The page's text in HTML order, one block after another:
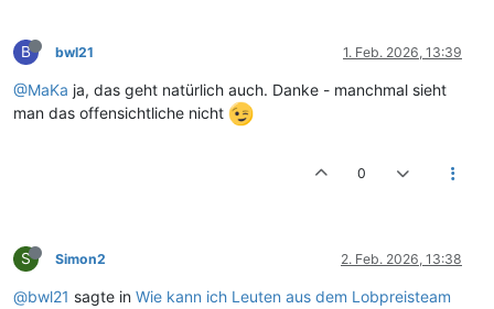
B bwl21 1. Feb. 2026, 13:39
@MaKa ja, das geht natürlich auch. Danke - manchmal sieht
man das offensichtliche nicht
0
S Simon2 2. Feb. 2026, 13:38
@bwl21 sagte in Wie kann ich Leuten aus dem Lobpreisteam